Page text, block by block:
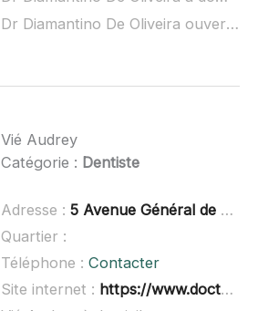
Dr Diamantino De Oliveira ouvert dimanche :
Vié Audrey
Catégorie : Dentiste
Adresse : 5 Avenue Général de Gaulle, 34140 Mèze
Quartier :
Téléphone : Contacter
Site internet : https://www.doctolib.fr/dentiste/meze/audrey-vie